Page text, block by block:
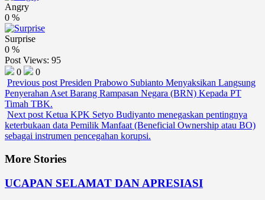
Angry
0 %
Surprise
0 %
Post Views: 95
0
0
Previous post Presiden Prabowo Subianto Menyaksikan Langsung
Penyerahan Aset Barang Rampasan Negara (BRN) Kepada PT
Timah TBK.
Next post Ketua KPK Setyo Budiyanto menegaskan pentingnya
keterbukaan data Pemilik Manfaat (Beneficial Ownership atau BO)
sebagai instrumen pencegahan korupsi.
More Stories
UCAPAN SELAMAT DAN APRESIASI